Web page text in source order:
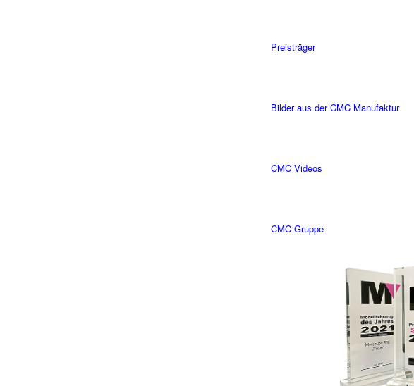
Preisträger
Bilder aus der CMC Manufaktur
CMC Videos
CMC Gruppe